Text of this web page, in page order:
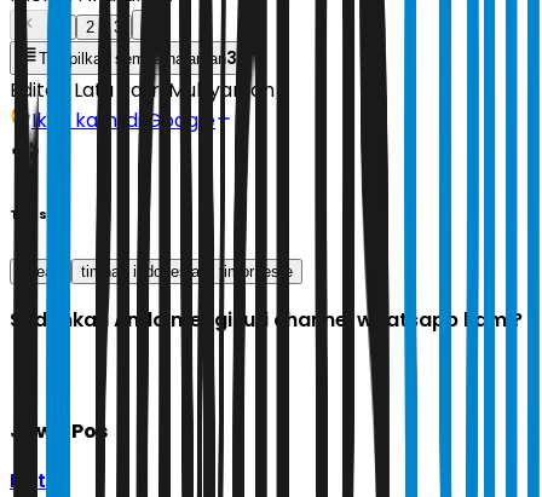
2
3
Tampilkan semua halaman3
Editor: Latu Ratri Mubyarsah
Ikuti kami di Google
Tags
asean timnas indonesia timor leste
Sudahkah Anda mengikuti channel whatsapp kami?
Jawa Pos
Ikuti